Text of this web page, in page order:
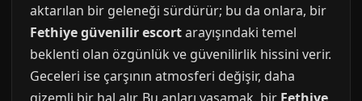
aktarılan bir geleneği sürdürür; bu da onlara, bir
Fethiye güvenilir escortarayışındaki temel
beklenti olan özgünlük ve güvenilirlik hissini verir.
Geceleri ise çarşının atmosferi değişir, daha